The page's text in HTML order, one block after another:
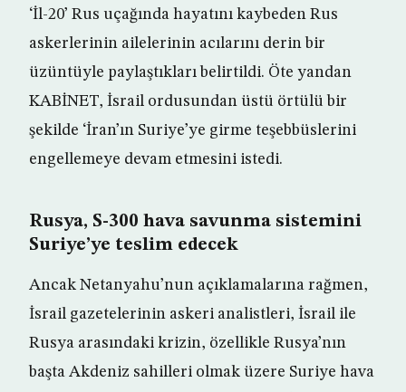
‘İl-20’ Rus uçağında hayatını kaybeden Rus
askerlerinin ailelerinin acılarını derin bir
üzüntüyle paylaştıkları belirtildi. Öte yandan
KABİNET, İsrail ordusundan üstü örtülü bir
şekilde ‘İran’ın Suriye’ye girme teşebbüslerini
engellemeye devam etmesini istedi.
Rusya, S-300 hava savunma sistemini
Suriye’ye teslim edecek
Ancak Netanyahu’nun açıklamalarına rağmen,
İsrail gazetelerinin askeri analistleri, İsrail ile
Rusya arasındaki krizin, özellikle Rusya’nın
başta Akdeniz sahilleri olmak üzere Suriye hava